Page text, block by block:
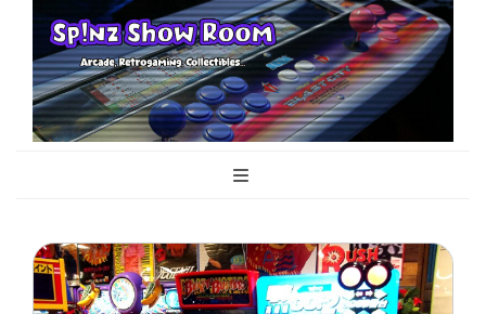
Sp!nz Show
Room